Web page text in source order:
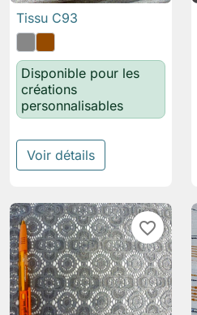
Tissu C93
Disponible pour les
créations
personnalisables
Voir détails
favorite_border